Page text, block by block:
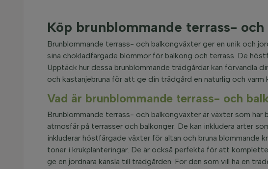
Köp brunblommande terrass-
Brunblommande terrass- och balkongväxter ger en unik och
sina chokladfärgade blommor för balkong och terrass. De
Upptäck hur dessa brunblommande trädgårdar kan förvandla
och kastanjebruna för att ge din trädgård en naturlig och varm
Vad är brunblommande terrass- och
Brunblommande terrass- och balkongväxter är växter som har
atmosfär på terrasser och balkonger. De kan inkludera arter
inkluderar höstfärgade växter för altan och bruna blommande
toner i krukplanteringar. De är också perfekta för att
ge en jordnära känsla till trädgården. För den som vill ha en